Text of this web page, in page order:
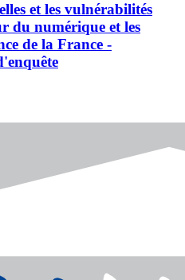
et les vulnérabilités
du numérique et les
de la France -